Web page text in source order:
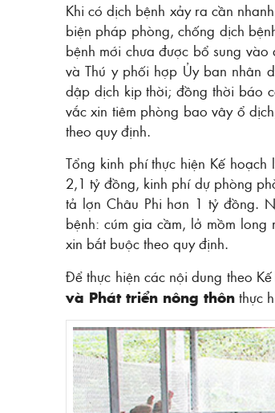
Khi có dịch bệnh xảy ra cần
biện pháp phòng, chống dịch
bệnh mới chưa được bổ sung
và Thú y phối hợp Ủy ban nhân
dập dịch kịp thời; đồng thời báo
vắc xin tiêm phòng bao vây ổ
theo quy định.
Tổng kinh phí thực hiện Kế
2,1 tỷ đồng, kinh phí dự phòng
tả lợn Châu Phi hơn 1 tỷ đồng.
bệnh: cúm gia cầm, lở mồm
xin bắt buộc theo quy định.
Để thực hiện các nội dung theo
và Phát triển nông thôn thực